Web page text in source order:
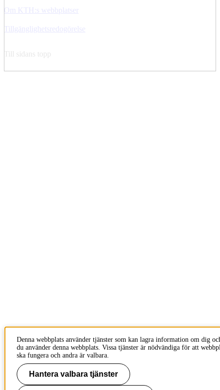
Om KTH:s webbplatser
Tillgänglighetsredogörelse
Till sidans topp
Denna webbplats använder tjänster som kan lagra information om dig
du använder denna webbplats. Vissa tjänster är nödvändiga för att
ska fungera och andra är valbara.
Hantera valbara tjänster